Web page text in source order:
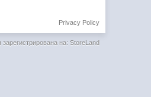
Privacy Policy
зарегистрирована на: StoreLand